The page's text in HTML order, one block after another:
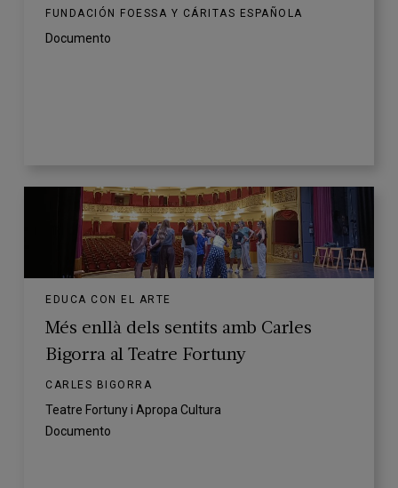
FUNDACIÓN FOESSA Y CÁRITAS ESPAÑOLA
Documento
EDUCA CON EL ARTE
Més enllà dels sentits amb Carles
Bigorra al Teatre Fortuny
CARLES BIGORRA
Teatre Fortuny i Apropa Cultura
Documento